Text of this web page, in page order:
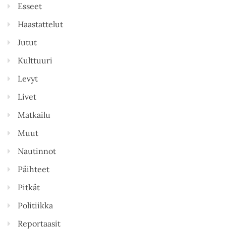
Esseet
Haastattelut
Jutut
Kulttuuri
Levyt
Livet
Matkailu
Muut
Nautinnot
Päihteet
Pitkät
Politiikka
Reportaasit